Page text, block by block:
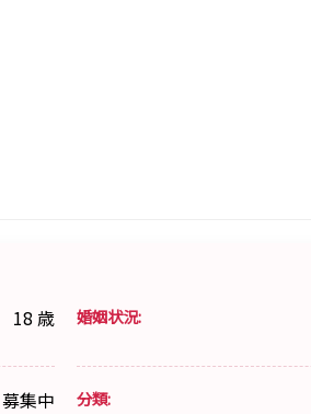
18 歳 婚姻状況:
募集中 分類: